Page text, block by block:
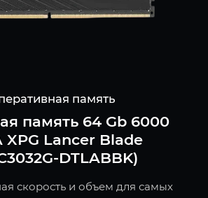
память
память 64 Gb 6000
XPG Lancer Blade
DTLABBK)
скорость и объем для самых